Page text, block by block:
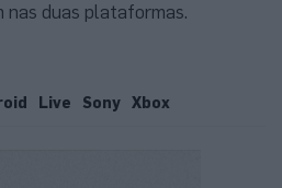
nas duas plataformas.
Live Sony Xbox